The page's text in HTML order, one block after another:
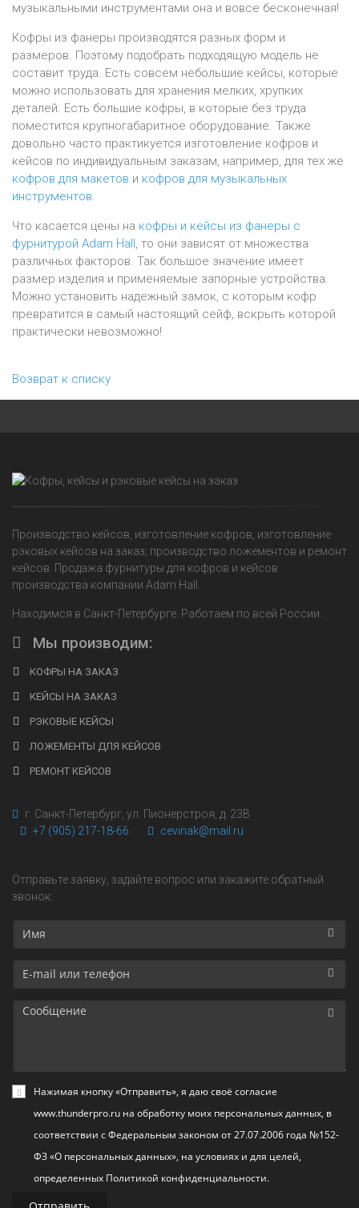
музыкальными инструментами она и вовсе бесконечная!
Кофры из фанеры производятся разных форм и
размеров. Поэтому подобрать подходящую модель не
составит труда. Есть совсем небольшие кейсы, которые
можно использовать для хранения мелких, хрупких
деталей. Есть большие кофры, в которые без труда
поместится крупногабаритное оборудование. Также
довольно часто практикуется изготовление кофров и
кейсов по индивидуальным заказам, например, для тех же
кофров для макетов и кофров для музыкальных
инструментов.
Что касается цены на кофры и кейсы из фанеры с
фурнитурой Adam Hall, то они зависят от множества
различных факторов. Так большое значение имеет
размер изделия и применяемые запорные устройства.
Можно установить надежный замок, с которым кофр
превратится в самый настоящий сейф, вскрыть которой
практически невозможно!
Возврат к списку
Производство кейсов, изготовление кофров, изготовление
рэковых кейсов на заказ; производство ложементов и ремонт
кейсов. Продажа фурнитуры для кофров и кейсов
производства компании Adam Hall.
Находимся в Санкт-Петербурге. Работаем по всей России.
Мы производим:
КОФРЫ НА ЗАКАЗ
КЕЙСЫ НА ЗАКАЗ
РЭКОВЫЕ КЕЙСЫ
ЛОЖЕМЕНТЫ ДЛЯ КЕЙСОВ
РЕМОНТ КЕЙСОВ
г. Санкт-Петербург, ул. Пионерстроя, д. 23В
+7 (905) 217-18-66
cevinak@mail.ru
Отправьте заявку, задайте вопрос или закажите обратный
звонок:
Имя
E-
mail
телефон
Сообщение
Нажимая кнопку «Отправить», я даю своё согласие
www.thunderpro.ru на обработку моих персональных данных, в
соответствии с Федеральным законом от 27.07.2006 года №152-
ФЗ «О персональных данных», на условиях и для целей,
определенных Политикой конфиденциальности.